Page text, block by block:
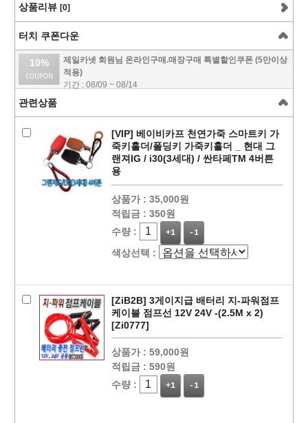
상품리뷰 [0]
터치 쿠폰다운
10%
제일카넷 회원님 온라인구매.매장구매 특별할인쿠폰 (5만이상
적용)
기간 : 08/09 ~ 08/14
관련상품
[VIP] 베이비카프 천연가죽 스마트키 가
죽키홀더/폴딩키 가죽키홀더 _ 현대 그
랜져IG / i30(3세대) / 싼타페TM 4버튼
용
상품가 : 35,000원
적립금 : 350원
수량 :
+1 -1
색상선택 :
[ZiB2B] 3게이지급 배터리 지-파워점프
케이블 점프선 12V 24V -(2.5M x 2)
[Zi0777]
상품가 : 59,000원
적립금 : 590원
수량 :
+1 -1